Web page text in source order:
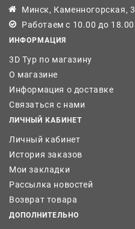
Минск, Каменногорская, 3
Работаем с 10.00 до 18.00
ИНФОРМАЦИЯ
3D Тур по магазину
О магазине
Информация о доставке
Связаться с нами
ЛИЧНЫЙ КАБИНЕТ
Личный кабинет
История заказов
Мои закладки
Рассылка новостей
Возврат товара
ДОПОЛНИТЕЛЬНО